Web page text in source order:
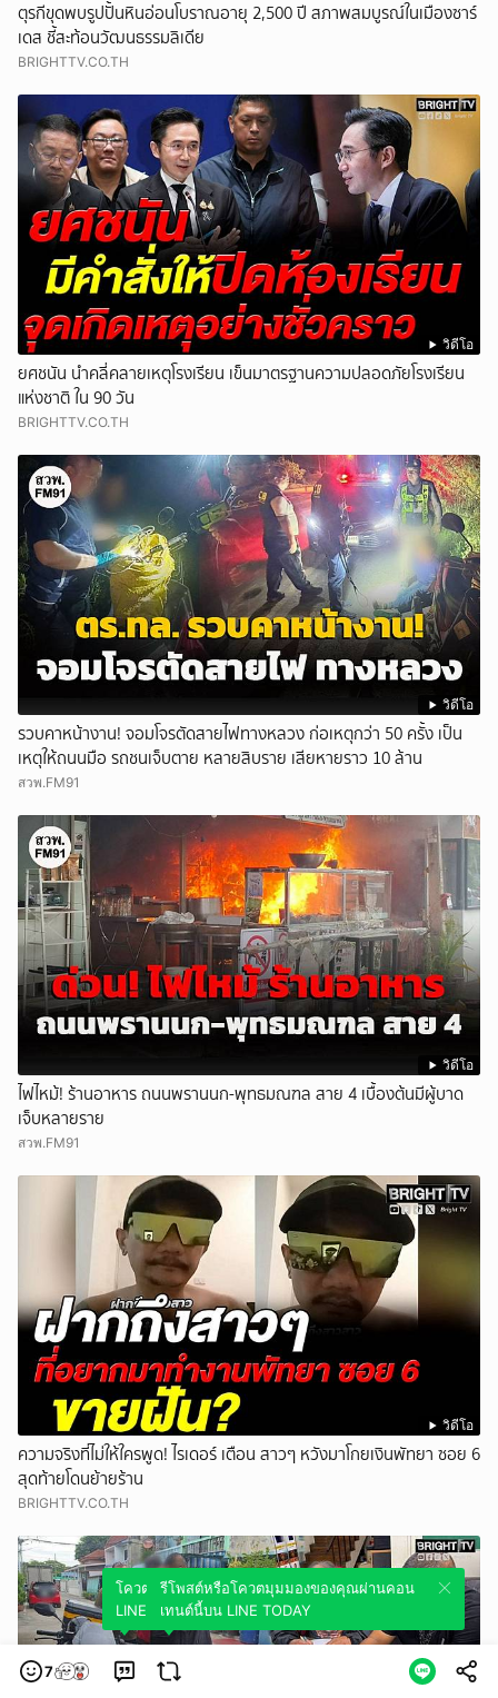
ตุรกีขุดพบรูปปั้นหินอ่อนโบราณอายุ 2,500 ปี สภาพสมบูรณ์ในเมืองซาร์
เดส ชี้สะท้อนวัฒนธรรมลิเดีย
BRIGHTTV.CO.TH
วิดีโอ
ยศชนัน นำคลี่คลายเหตุโรงเรียน เข็นมาตรฐานความปลอดภัยโรงเรียน
แห่งชาติ ใน 90 วัน
BRIGHTTV.CO.TH
วิดีโอ
รวบคาหน้างาน! จอมโจรตัดสายไฟทางหลวง ก่อเหตุกว่า 50 ครั้ง เป็น
เหตุให้ถนนมือ รถชนเจ็บตาย หลายสิบราย เสียหายราว 10 ล้าน
สวพ.FM91
วิดีโอ
ไฟไหม้! ร้านอาหาร ถนนพรานนก-พุทธมณฑล สาย 4 เบื้องต้นมีผู้บาด
เจ็บหลายราย
สวพ.FM91
วิดีโอ
ความจริงที่ไม่ให้ใครพูด! ไรเดอร์ เตือน สาวๆ หวังมาโกยเงินพัทยา ซอย 6
สุดท้ายโดนย้ายร้าน
BRIGHTTV.CO.TH
7
โควตมุมมองของคุณผ่านคอนเทนต์นี้บน
LINE TODAY
รีโพสต์หรือโควตมุมมองของคุณผ่านคอน
เทนต์นี้บน LINE TODAY